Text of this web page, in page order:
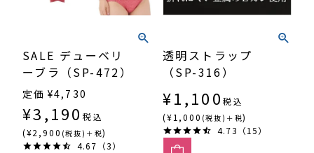
SALE デューベリ
ーブラ（SP-472）
定価 ¥4,730
¥3,190 税込
(¥2,900 (税抜)＋税)
4.67（3）
透明ストラップ
（SP-316）
¥1,100 税込
(¥1,000 (税抜)＋税)
4.73（15）